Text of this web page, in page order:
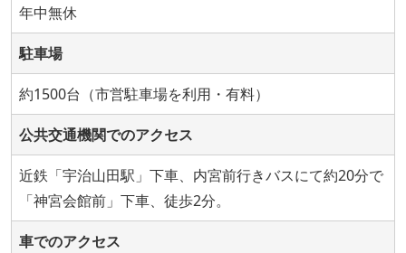
年中無休
駐車場
約1500台（市営駐車場を利用・有料）
公共交通機関でのアクセス
近鉄「宇治山田駅」下車、内宮前行きバスにて約20分で
「神宮会館前」下車、徒歩2分。
車でのアクセス